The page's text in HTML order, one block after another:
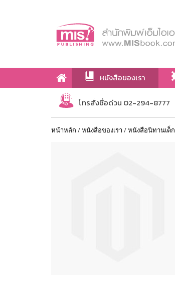
หนังสือของเรา
เกี่ยวกับเรา
โทรสั่งซื้อด่วน 02-294-8777
หน้าหลัก /หนังสือของเรา /หนังสือนิทานเด็ก